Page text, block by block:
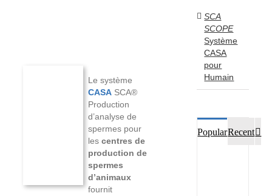
Le système
CASA SCA®
Production
d’analyse de
spermes pour
lescentres de
production de
spermes
d’animaux
fournit
SCA
SCOPE
Système
CASA
pour
Humain
PopularRecent